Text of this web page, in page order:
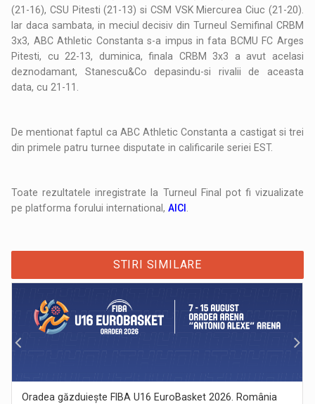
(21-16), CSU Pitesti (21-13) si CSM VSK Miercurea Ciuc (21-20).
Iar daca sambata, in meciul decisiv din Turneul Semifinal CRBM
3x3, ABC Athletic Constanta s-a impus in fata BCMU FC Arges
Pitesti, cu 22-13, duminica, finala CRBM 3x3 a avut acelasi
deznodamant, Stanescu&Co depasindu-si rivalii de aceasta
data, cu 21-11.
De mentionat faptul ca ABC Athletic Constanta a castigat si trei
din primele patru turnee disputate in calificarile seriei EST.
Toate rezultatele inregistrate la Turneul Final pot fi vizualizate
pe platforma forului international,AICI
STIRI SIMILARE
Oradea găzduiește FIBA U16 EuroBasket 2026. România